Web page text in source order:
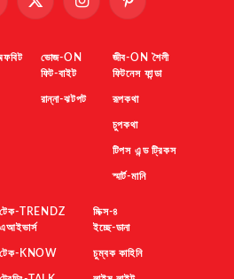
X
InstagramPinterest
ভোজ-ON
ফিট-বাইট
রান্না-ঝটপট
জীব-ON শৈলী
ফিটনেস ফান্ডা
রূপকথা
চুপকথা
টিপস এন্ড ট্রিকস
স্মার্ট-মানি
টেক-TRENDZ
এআইভার্স
টেক-KNOW
মিক্স-৪
ইচ্ছে-ডানা
চুম্বক কাহিনি